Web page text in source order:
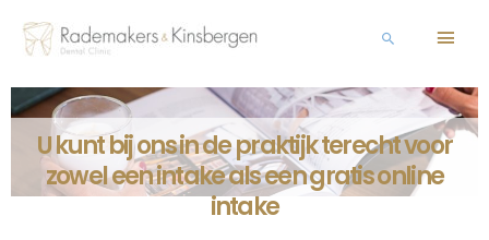
U kunt bij ons in de praktijk terecht voor
zowel een intake als een gratis online
intake